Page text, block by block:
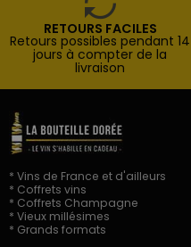
RETOURS FACILES
Retours possibles pendant 14
jours à compter de la
livraison
* Vins de France et d'ailleurs
* Coffrets vins
* Coffrets Champagne
* Vieux millésimes
* Grands formats